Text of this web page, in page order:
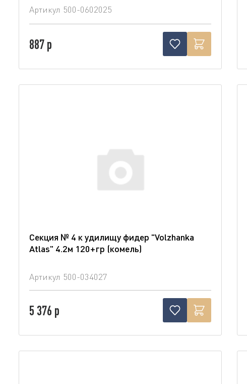
Артикул 500-0602025
887 р
Секция № 4 к удилищу фидер "Volzhanka
Atlas" 4.2м 120+гр (комель)
Артикул 500-034027
5 376 р